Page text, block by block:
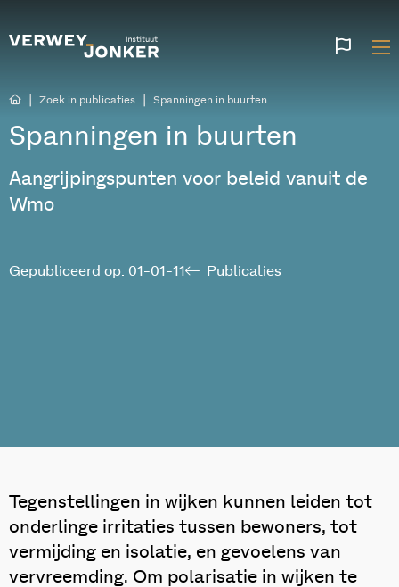
Zoek in publicaties Spanningen in buurten
Spanningen in buurten
Aangrijpingspunten voor beleid vanuit de
Wmo
Publicaties
Gepubliceerd op: 01-01-11
Tegenstellingen in wijken kunnen leiden tot
onderlinge irritaties tussen bewoners, tot
vermijding en isolatie, en gevoelens van
vervreemding. Om polarisatie in wijken te